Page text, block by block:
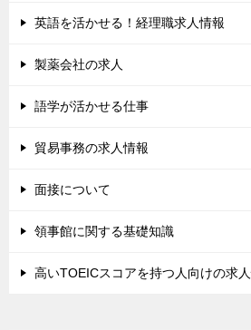
英語を活かせる！経理職求人情報
製薬会社の求人
語学が活かせる仕事
貿易事務の求人情報
面接について
領事館に関する基礎知識
高いTOEICスコアを持つ人向けの求